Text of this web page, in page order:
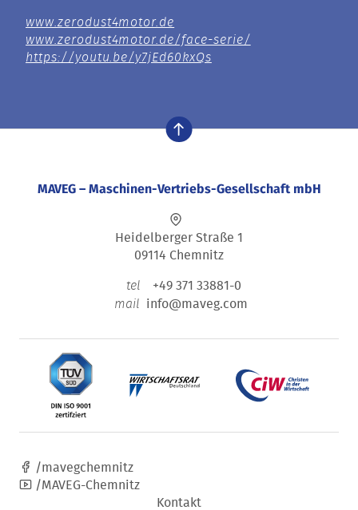
www.zerodust4motor.de
www.zerodust4motor.de/face-serie/
https://youtu.be/y7jEd60kxQs
nach oben
MAVEG – Maschinen-Vertriebs-Gesellschaft mbH
Heidelberger Straße 1
09114 Chemnitz
tel +49 371 33881-0
mail info@maveg.com
/mavegchemnitz
/MAVEG-Chemnitz
Kontakt